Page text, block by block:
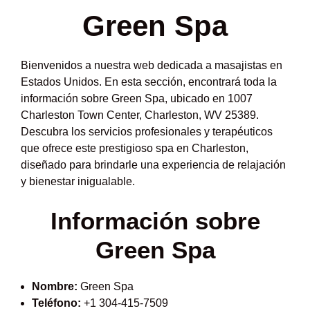
Green Spa
Bienvenidos a nuestra web dedicada a masajistas en
Estados Unidos. En esta sección, encontrará toda la
información sobre Green Spa, ubicado en 1007
Charleston Town Center, Charleston, WV 25389.
Descubra los servicios profesionales y terapéuticos
que ofrece este prestigioso spa en Charleston,
diseñado para brindarle una experiencia de relajación
y bienestar inigualable.
Información sobre
Green Spa
Nombre: Green Spa
Teléfono: +1 304-415-7509